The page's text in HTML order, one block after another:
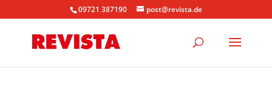
09721 387190 post@revista.de